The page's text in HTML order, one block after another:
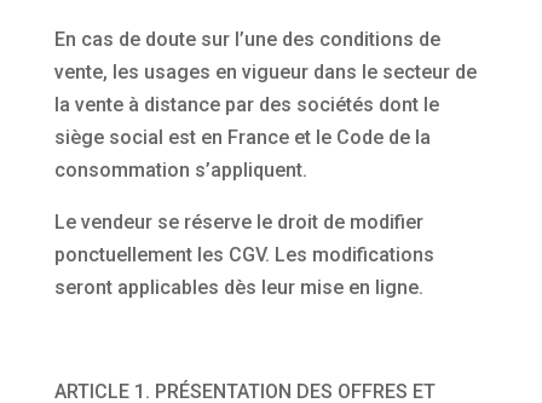
En cas de doute sur l’une des conditions de
vente, les usages en vigueur dans le secteur de
la vente à distance par des sociétés dont le
siège social est en France et le Code de la
consommation s’appliquent.
Le vendeur se réserve le droit de modifier
ponctuellement les CGV. Les modifications
seront applicables dès leur mise en ligne.
ARTICLE 1. PRÉSENTATION DES OFFRES ET